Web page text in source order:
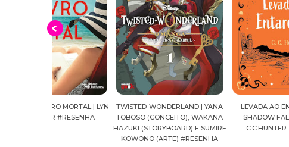
TWISTED-WONDERLAND | YANA
TOBOSO (CONCEITO), WAKANA
HAZUKI (STORYBOARD) E SUMIRE
KOWONO (ARTE) #RESENHA
LEVADA AO ENTARDECER |
SHADOW FALLS, VOL. 03 |
C.C.HUNTER #RESENHA